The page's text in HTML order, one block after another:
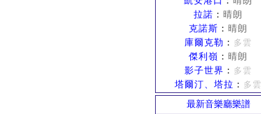
拉諾 ： 晴朗
克諾斯 ： 晴朗
庫爾克勒 ： 多雲
傑利嶺 ： 晴朗
影子世界 ： 多雲
塔爾汀、塔拉 ： 多雲
最新音樂廳樂譜